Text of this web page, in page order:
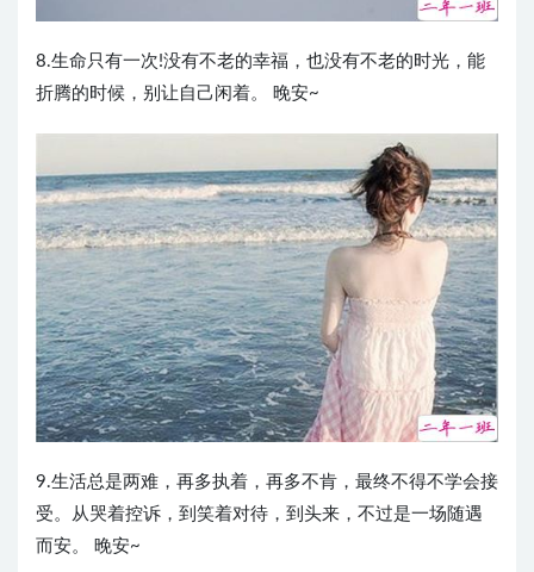
8.生命只有一次!没有不老的幸福，也没有不老的时光，能
折腾的时候，别让自己闲着。 晚安~
9.生活总是两难，再多执着，再多不肯，最终不得不学会接
受。从哭着控诉，到笑着对待，到头来，不过是一场随遇
而安。 晚安~